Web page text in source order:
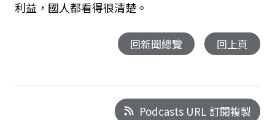
利益，國人都看得很清楚。
回新聞總覽 回上頁
Podcasts URL 訂閱複製